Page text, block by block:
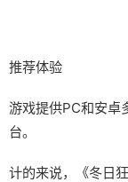
推荐体验
游戏提供PC和安卓
台。
计的来说，《冬日